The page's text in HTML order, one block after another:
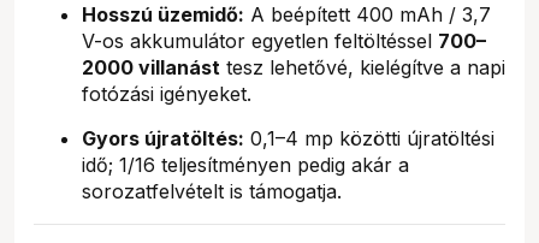
Hosszú üzemidő: A beépített 400 mAh / 3,7
V-os akkumulátor egyetlen feltöltéssel 700–
2000 villanást tesz lehetővé, kielégítve a napi
fotózási igényeket.
Gyors újratöltés: 0,1–4 mp közötti újratöltési
idő; 1/16 teljesítményen pedig akár a
sorozatfelvételt is támogatja.